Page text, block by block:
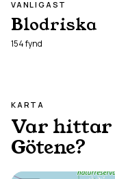
VANLIGAST
Blodriska
154fynd
KARTA
Var hittar
Götene?